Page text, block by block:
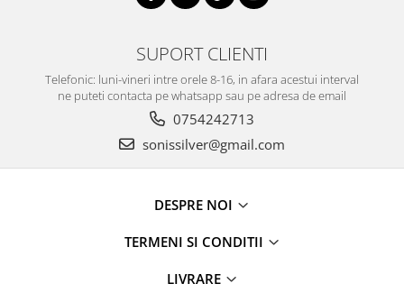
SUPORT CLIENTI
Telefonic: luni-vineri intre orele 8-16, in afara acestui interval
ne puteti contacta pe whatsapp sau pe adresa de email
0754242713
sonissilver@gmail.com
DESPRE NOI
TERMENI SI CONDITII
LIVRARE